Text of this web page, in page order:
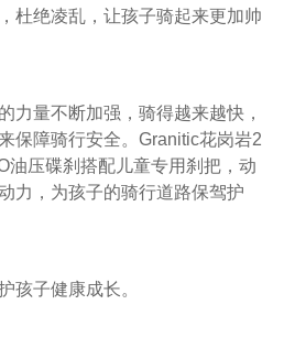
杜绝凌乱，让孩子骑起来更加帅
力量不断加强，骑得越来越快，
保障骑行安全。Granitic花岗岩2
油压碟刹搭配儿童专用刹把，动
力，为孩子的骑行道路保驾护
孩子健康成长。